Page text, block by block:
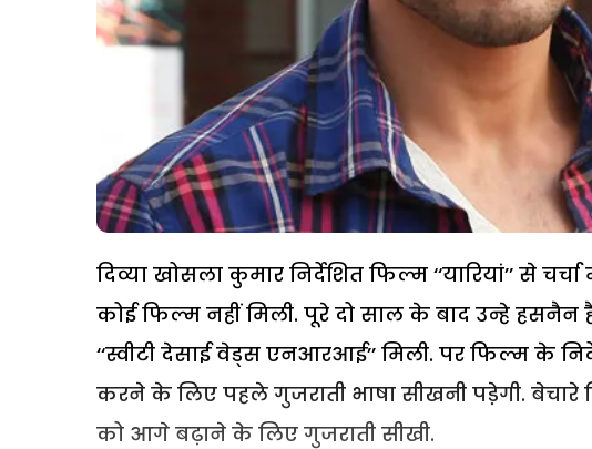
दिव्या खोसला कुमार निर्देशित फिल्म ‘‘यारियां’’ से
कोई फिल्म नहीं मिली. पूरे दो साल के बाद उन्हे हसनैन
‘‘स्वीटी देसाई वेड्स एनआरआई’’ मिली. पर फिल्म के
करने के लिए पहले गुजराती भाषा सीखनी पडे़गी.
को आगे बढ़ाने के लिए गुजराती सीखी.